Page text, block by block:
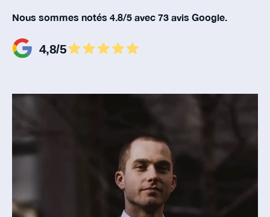
Nous sommes notés 4.8/5 avec 73 avis Google.